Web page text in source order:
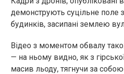
демонструють суцільне поле
будинків, засипані землею
Відео з моментом обвалу
— на ньому видно, як з
масив льоду, тягнучи за собою